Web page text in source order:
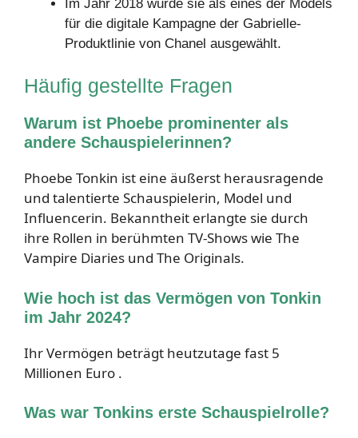
Im Jahr 2018 wurde sie als eines der Models
für die digitale Kampagne der Gabrielle-
Produktlinie von Chanel ausgewählt.
Häufig gestellte Fragen
Warum ist Phoebe prominenter als
andere Schauspielerinnen?
Phoebe Tonkin ist eine äußerst herausragende
und talentierte Schauspielerin, Model und
Influencerin. Bekanntheit erlangte sie durch
ihre Rollen in berühmten TV-Shows wie The
Vampire Diaries und The Originals.
Wie hoch ist das Vermögen von Tonkin
im Jahr 2024?
Ihr Vermögen beträgt heutzutage fast 5
Millionen Euro .
Was war Tonkins erste Schauspielrolle?